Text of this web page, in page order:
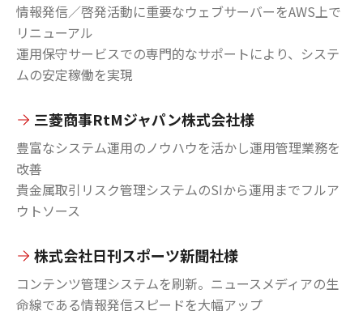
情報発信／啓発活動に重要なウェブサーバーをAWS上で
リニューアル
運用保守サービスでの専門的なサポートにより、システ
ムの安定稼働を実現
三菱商事RtMジャパン株式会社様
豊富なシステム運用のノウハウを活かし運用管理業務を
改善
貴金属取引リスク管理システムのSIから運用までフルア
ウトソース
株式会社日刊スポーツ新聞社様
コンテンツ管理システムを刷新。ニュースメディアの生
命線である情報発信スピードを大幅アップ